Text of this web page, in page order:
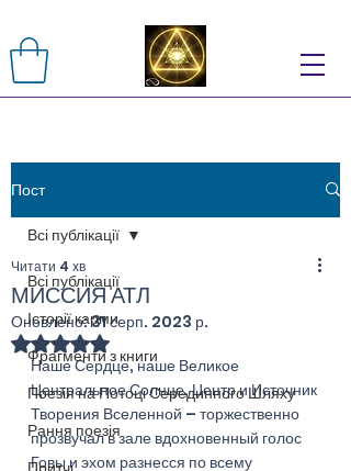
Пост
Всі публікації
Історії карми
Фрагменти з книги
Поезія на Потоці Серединного Шляху
Рання поезія
Всі публікації
МИССИЯ АТЛ
Читати 4 хв
Оновлено:31 серп. 2023 р.
Оцінка: NaN з 5 зірок.
Наше Сердце, наше Великое
Центральное Солнце, Центр и Источник
Творения Вселенной – торжественно
прозвучал в зале вдохновенный голос
Говы и эхом разнесся по всему